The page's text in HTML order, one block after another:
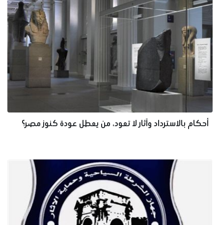
أحكام بالاسترداد وآثار لا تعود، من يعطل عودة كنوز مصر؟